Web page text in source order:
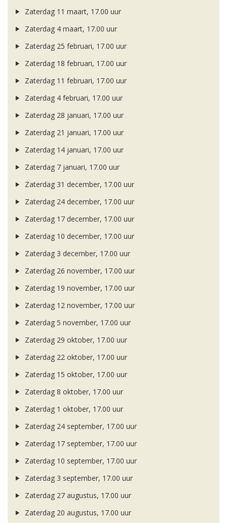
Zaterdag 11 maart, 17.00 uur
Zaterdag 4 maart, 17.00 uur
Zaterdag 25 februari, 17.00 uur
Zaterdag 18 februari, 17.00 uur
Zaterdag 11 februari, 17.00 uur
Zaterdag 4 februari, 17.00 uur
Zaterdag 28 januari, 17.00 uur
Zaterdag 21 januari, 17.00 uur
Zaterdag 14 januari, 17.00 uur
Zaterdag 7 januari, 17.00 uur
Zaterdag 31 december, 17.00 uur
Zaterdag 24 december, 17.00 uur
Zaterdag 17 december, 17.00 uur
Zaterdag 10 december, 17.00 uur
Zaterdag 3 december, 17.00 uur
Zaterdag 26 november, 17.00 uur
Zaterdag 19 november, 17.00 uur
Zaterdag 12 november, 17.00 uur
Zaterdag 5 november, 17.00 uur
Zaterdag 29 oktober, 17.00 uur
Zaterdag 22 oktober, 17.00 uur
Zaterdag 15 oktober, 17.00 uur
Zaterdag 8 oktober, 17.00 uur
Zaterdag 1 oktober, 17.00 uur
Zaterdag 24 september, 17.00 uur
Zaterdag 17 september, 17.00 uur
Zaterdag 10 september, 17.00 uur
Zaterdag 3 september, 17.00 uur
Zaterdag 27 augustus, 17.00 uur
Zaterdag 20 augustus, 17.00 uur